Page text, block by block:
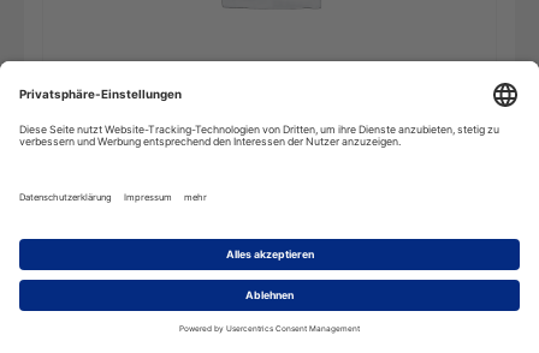
Das
-
Benutzer
(Mehrplatzlizenz)
Beschreibung